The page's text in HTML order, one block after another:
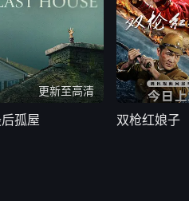
更新至高清
孤屋 双枪红娘子